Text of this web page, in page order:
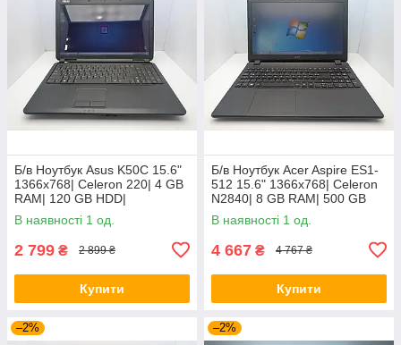
Б/в Ноутбук Asus K50C 15.6"
1366x768| Celeron 220| 4 GB
RAM| 120 GB HDD|
В наявності 1 од.
2 799 ₴ 2 899 ₴
Купити
Б/в Ноутбук Acer Aspire ES1-
512 15.6" 1366x768| Celeron
N2840| 8 GB RAM| 500 GB
HDD| HD
В наявності 1 од.
4 667 ₴ 4 767 ₴
Купити
–2% –2%